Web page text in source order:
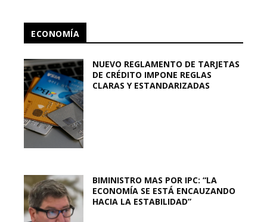
ECONOMÍA
NUEVO REGLAMENTO DE TARJETAS
DE CRÉDITO IMPONE REGLAS
CLARAS Y ESTANDARIZADAS
BIMINISTRO MAS POR IPC: “LA
ECONOMÍA SE ESTÁ ENCAUZANDO
HACIA LA ESTABILIDAD”